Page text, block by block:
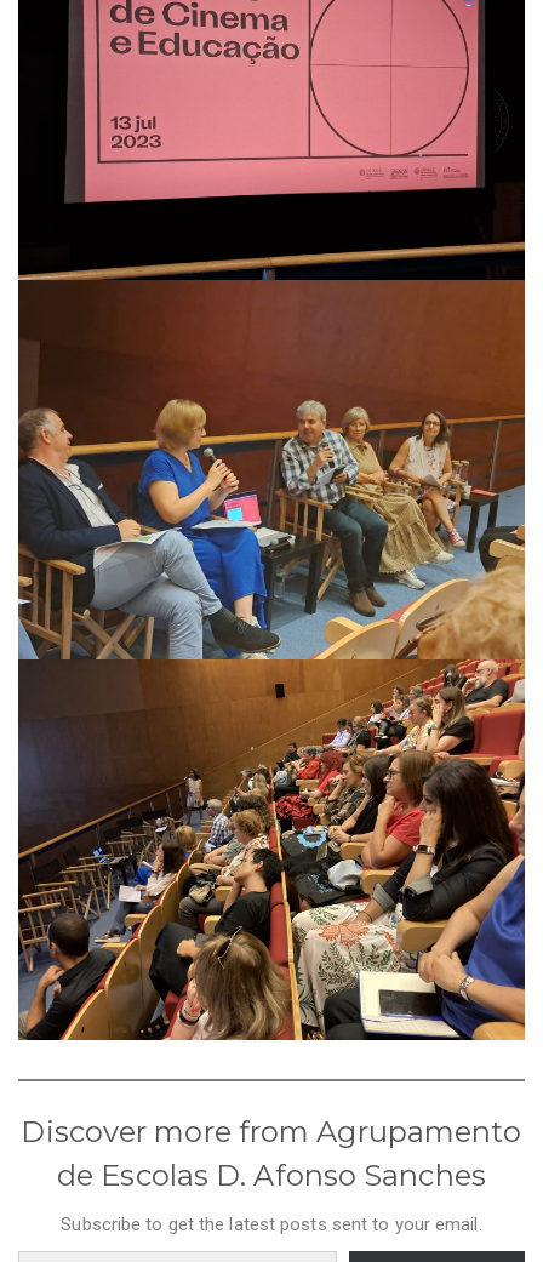
Discover more from Agrupamento
de Escolas D. Afonso Sanches
Subscribe to get the latest posts sent to your email.
Type your email…